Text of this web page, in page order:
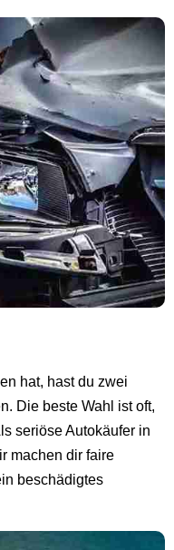
hat, hast du zwei
Die beste Wahl ist oft,
seriöse Autokäufer in
machen dir faire
beschädigtes